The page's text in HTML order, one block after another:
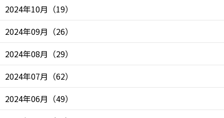
2024年10月 （19）
2024年09月 （26）
2024年08月 （29）
2024年07月 （62）
2024年06月 （49）